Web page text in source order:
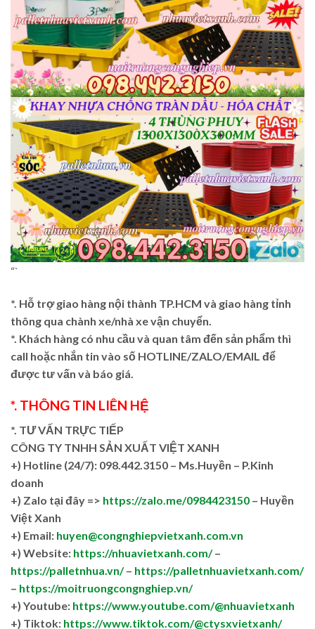
“`
*. Hỗ trợ giao hàng nội thành TP.HCM và giao hàng tỉnh
thông qua chành xe/nhà xe vận chuyển.
*. Khách hàng có nhu cầu và quan tâm đến sản phẩm thì
call hoặc nhắn tin vào số HOTLINE/ZALO/EMAIL để
được tư vấn và báo giá.
*. THÔNG TIN LIÊN HỆ
*. TƯ VẤN TRỰC TIẾP
CÔNG TY TNHH SẢN XUẤT VIỆT XANH
+) Hotline (24/7): 098.442.3150 – Ms.Huyền – P.Kinh
doanh
+) Zalo tại đây => https://zalo.me/0984423150 – Huyền
Việt Xanh
+) Email: huyen@congnghiepvietxanh.com.vn
+) Website: https://nhuavietxanh.com/–
https://palletnhua.vn/– https://palletnhuavietxanh.com/
– https://moitruongcongnghiep.vn/
+) Youtube: https://www.youtube.com/@nhuavietxanh
+) Tiktok: https://www.tiktok.com/@ctysxvietxanh/